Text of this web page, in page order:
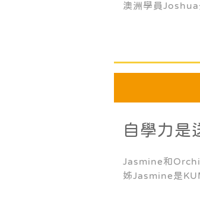
澳洲學員Joshua
自學力是
物
Jasmine和
姊Jasmine是